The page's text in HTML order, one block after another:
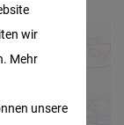
wir
Mehr
unsere